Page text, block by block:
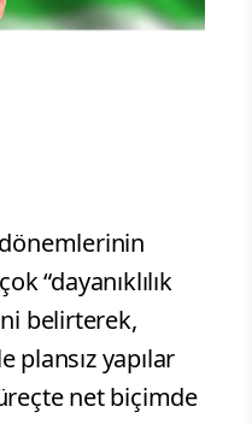
“dayanıklılık
belirterek,
yapılar
net biçimde